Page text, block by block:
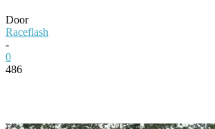
Door
Raceflash
-
0
486